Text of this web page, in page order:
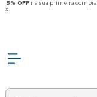
Olá Visitante! Acesse sua
5% OFFna sua primeira compra.
x